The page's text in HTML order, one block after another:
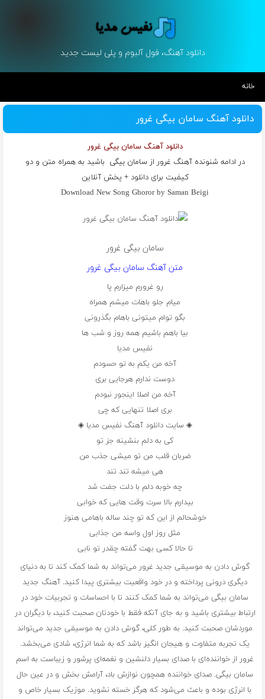
دانلود آهنگ، فول آلبوم و پلی لیست جدید
خانه
دانلود آهنگ سامان بیگی غرور
دانلود آهنگ سامان بیگی غرور
در ادامه شنونده آهنگ غرور ازسامان بیگی باشید به همراه متن و دو
کیفیت برای دانلود + پخش آنلاین
Download New Song Ghoror by Saman Beigi
سامان بیگی غرور
متن آهنگ سامان بیگی غرور
رو غرورم میزارم پا
میام جلو باهات میشم همراه
بگو توام میتونی باهام بگذرونی
بیا باهم باشیم همه روز و شب ها
نفیس مدیا
آخه من یکم به تو حسودم
دوست ندارم هرجایی بری
آخه من اصلا اینجور نبودم
بری اصلا تنهایی که چی
◈ سایت دانلود آهنگ نفیس مدیا ◈
کی به دلم بنشینه جز تو
ضربان قلب من تو میشی جذب من
هی میشه تند تند
چه خوبه دلم با دلت جفت شد
بیدارم بالا سرت وقت هایی که خوابی
خوشحالم از این که تو چند ساله باهامی هنوز
مثل روز اول واسه من جذابی
تا حالا کسی بهت گفته چقدر تو نابی
گوش دادن به موسیقی جدید غرور می‌تواند به شما کمک کند تا به دنیای
دیگری درونی پرداخته و در خود واقعیت بیشتری پیدا کنید. آهنگ‌ جدید
سامان بیگی می‌تواند به شما کمک کنند تا با احساسات و تجربیات خود در
ارتباط بیشتری باشید و به جای آنکه فقط با خودتان صحبت کنید، با دیگران در
موردشان صحبت کنید. به طور کلی، گوش دادن به موسیقی جدید می‌تواند
یک تجربه متفاوت و هیجان انگیز باشد که به شما انرژی، شادی می‌بخشد.
غرور از خواننده‌ای با صدای بسیار دلنشین و نغمه‌ای پرشور و زیباست به اسم
سامان بیگی. صدای خواننده همچون نوازش باد، آرامش بخش و در عین حال
با انرژی بوده و باعث می‌شود که هرگز خسته نشوید. موزیک بسیار خاص و